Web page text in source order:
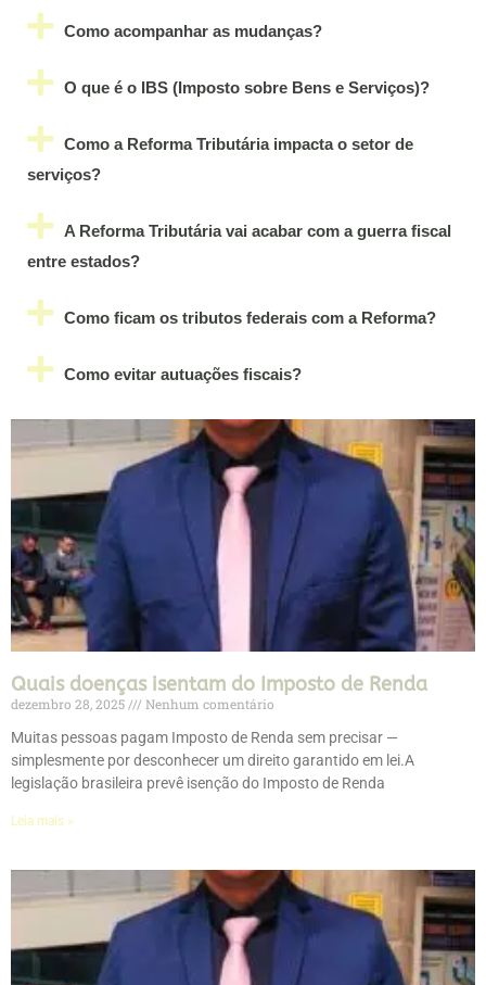
Como acompanhar as mudanças?
O que é o IBS (Imposto sobre Bens e Serviços)?
Como a Reforma Tributária impacta o setor de
serviços?
A Reforma Tributária vai acabar com a guerra fiscal
entre estados?
Como ficam os tributos federais com a Reforma?
Como evitar autuações fiscais?
Quais doenças isentam do Imposto de Renda
dezembro 28, 2025
Nenhum comentário
Muitas pessoas pagam Imposto de Renda sem precisar —
simplesmente por desconhecer um direito garantido em lei.A
legislação brasileira prevê isenção do Imposto de Renda
Leia mais »